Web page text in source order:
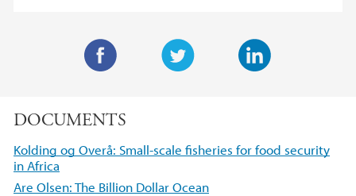
t
e
k
e
c
e
b
o
DOCUMENTS
Kolding og Overå: Small-scale fisheries for food security
in Africa
Are Olsen: The Billion Dollar Ocean